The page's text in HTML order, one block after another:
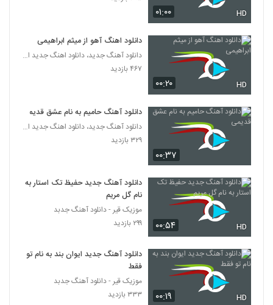
5723
رضا مصطفی لو آهنگ لیلی
5724
دانلود آهنگ رضا تقی زاده گوزل سوگیلیم
۲۳۶ بازدید
دانلود آهنگ هامین دل تنگ
5726
آهنگ لجباز از رضا راسا(پاپ)
۲۴۲ بازدید
5727
آهنگ بارون از یاشار مینایی(پاپ)
۲۶۴ بازدید
دانلود آهنگ حسین نعیمی نیستی هستی
۰۱:۰۰ HD
۰۰:۲۰ HD
دانلود اهنگ آهو از میثم ابراهیمی
دانلود آهنگ جدید، دانلود اهنگ جدید ایرانی
۴۶۷ بازدید
۰۰:۳۷
دانلود آهنگ حامیم به نام عشق قدیمی
دانلود آهنگ جدید، دانلود اهنگ جدید ایرانی
۳۲۹ بازدید
۰۰:۵۴ HD
دانلود آهنگ جدید حفیظ تک استار به
نام گل مریم
موزیک قیر - دانلود آهنگ جدبد
۲۹۹ بازدید
۰۰:۱۹ HD
دانلود آهنگ جدید ایوان بند به نام تو
فقط
موزیک قیر - دانلود آهنگ جدبد
۳۳۳ بازدید